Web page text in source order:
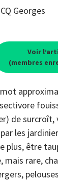
Georges
Voir
(membres
de surcroît,
les
plus, être
mais rare,